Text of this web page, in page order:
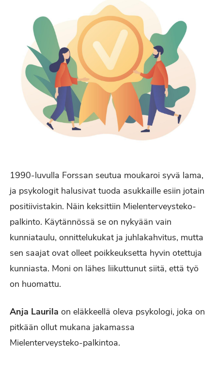
1990-luvulla Forssan seutua moukaroi syvä lama,
ja psykologit halusivat tuoda asukkaille esiin jotain
positiivistakin. Näin keksittiin Mielenterveysteko-
palkinto. Käytännössä se on nykyään vain
kunniataulu, onnittelukukat ja juhlakahvitus, mutta
sen saajat ovat olleet poikkeuksetta hyvin otettuja
kunniasta. Moni on lähes liikuttunut siitä, että työ
on huomattu.
Anja Laurila on eläkkeellä oleva psykologi, joka on
pitkään ollut mukana jakamassa
Mielenterveysteko-palkintoa.